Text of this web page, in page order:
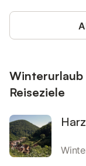
Reiseziele
Harz